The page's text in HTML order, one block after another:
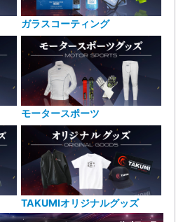
ガラスコーティング
モータースポーツ
TAKUMIオリジナルグッズ